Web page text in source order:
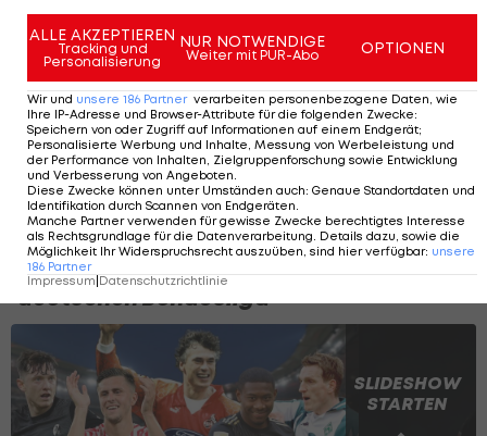
Die 20 treffsichersten Österreicher der
deutschen Bundesliga
SLIDESHOW
STARTEN
ALLE AKZEPTIEREN
Tracking und
Personalisierung
NUR NOTWENDIGE
Weiter mit PUR-Abo OPTIONEN
Wir und unsere 186 Partner verarbeiten personenbezogene Daten, wie
Ihre IP-Adresse und Browser-Attribute für die folgenden Zwecke:
Speichern von oder Zugriff auf Informationen auf einem Endgerät;
Personalisierte Werbung und Inhalte, Messung von Werbeleistung und
der Performance von Inhalten, Zielgruppenforschung sowie Entwicklung
und Verbesserung von Angeboten
Diese Zwecke können unter Umständen auch: Genaue Standortdaten und
Identifikation durch Scannen von Endgeräten
Manche Partner verwenden für gewisse Zwecke berechtigtes Interesse
als Rechtsgrundlage für die Datenverarbeitung. Details dazu, sowie die
Möglichkeit Ihr Widerspruchsrecht auszuüben, sind hier verfügbar: unsere
186 Partner
Impressum|Datenschutzrichtlinie